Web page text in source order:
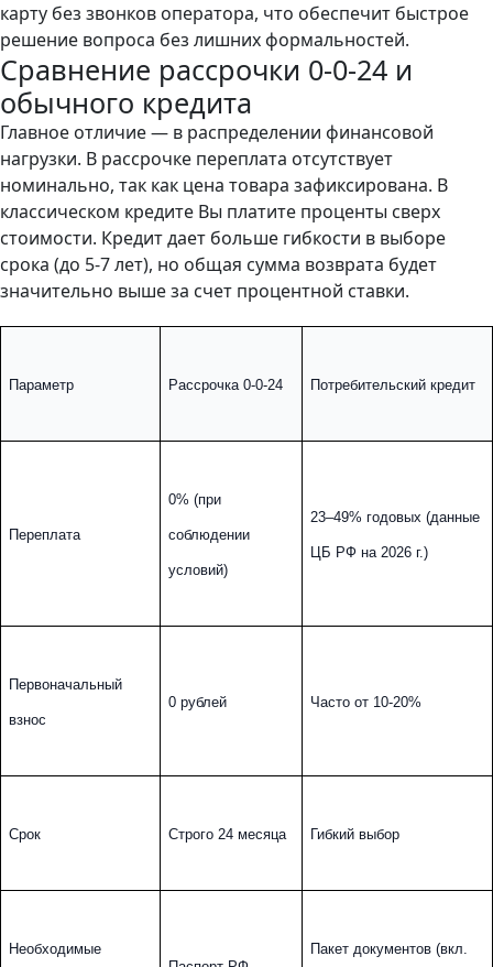
карту без звонков оператора, что обеспечит быстрое
решение вопроса без лишних формальностей.
Сравнение рассрочки 0-0-24 и
обычного кредита
Главное отличие — в распределении финансовой
нагрузки. В рассрочке переплата отсутствует
номинально, так как цена товара зафиксирована. В
классическом кредите Вы платите проценты сверх
стоимости. Кредит дает больше гибкости в выборе
срока (до 5-7 лет), но общая сумма возврата будет
значительно выше за счет процентной ставки.
Параметр Рассрочка 0-0-24 Потребительский кредит
Переплата
0% (при
соблюдении
условий)
23–49% годовых (данные
ЦБ РФ на 2026 г.)
Первоначальный
взнос
0 рублей Часто от 10-20%
Срок Строго 24 месяца Гибкий выбор
Необходимые
Пакет документов (вкл.